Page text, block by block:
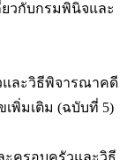
ยวกับกรมพินิจและ
ละวิธีพิจารณาคดี
เพิ่มเติม (ฉบับที่ 5)